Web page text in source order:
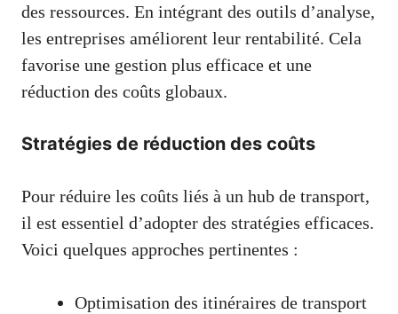
des ressources. En intégrant des outils d’analyse,
les entreprises améliorent leur rentabilité. Cela
favorise une gestion plus efficace et une
réduction des coûts globaux.
Stratégies de réduction des coûts
Pour réduire les coûts liés à un hub de transport,
il est essentiel d’adopter des stratégies efficaces.
Voici quelques approches pertinentes :
Optimisation des itinéraires de transport